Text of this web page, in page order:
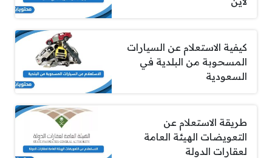
كيفية الاستعلام عن السيارات
المسحوبة من البلدية في
السعودية
طريقة الاستعلام عن
التعويضات الهيئة العامة
لعقارات الدولة